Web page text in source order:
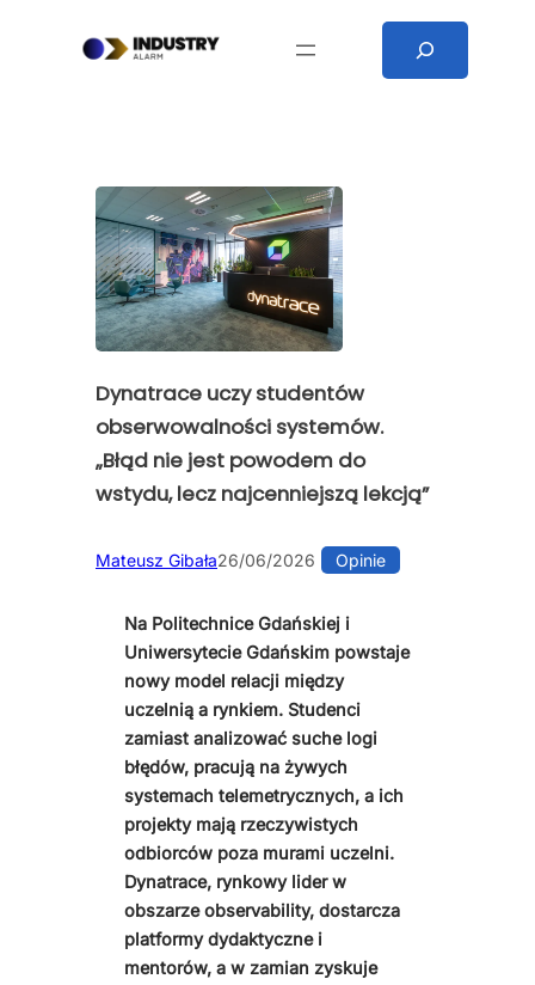
Dynatrace uczy studentów
obserwowalności systemów.
„Błąd nie jest powodem do
wstydu, lecz najcenniejszą lekcją”
Mateusz Gibała26/06/2026 Opinie
Na Politechnice Gdańskiej i
Uniwersytecie Gdańskim powstaje
nowy model relacji między
uczelnią a rynkiem. Studenci
zamiast analizować suche logi
błędów, pracują na żywych
systemach telemetrycznych, a ich
projekty mają rzeczywistych
odbiorców poza murami uczelni.
Dynatrace, rynkowy lider w
obszarze observability, dostarcza
platformy dydaktyczne i
mentorów, a w zamian zyskuje